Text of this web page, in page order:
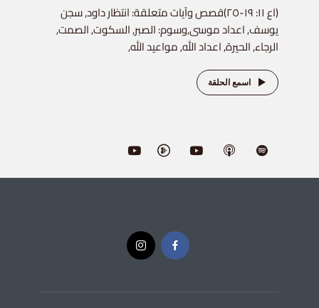
(اع ١١: ١٩-٢٥)قصص وآيات متعلقة: انتظار داود, سجن
يوسف, اعداد موسى,وسوم: الصبر, السكوت, الصمت,
الرجاء, الحيرة, اعداد الله, مواعيد الله,
اسمع الحلقة